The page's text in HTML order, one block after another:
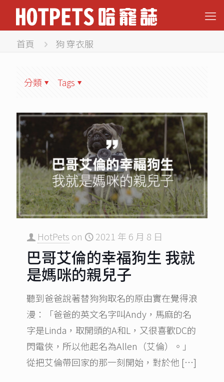
首頁 狗 穿衣服
分類 Tags
HotPets on 2021 年 6 月 8 日
巴哥艾倫的幸福狗生 我就
是媽咪的親兒子
聽到爸爸說著替狗狗取名的原由實在覺得浪
漫：「爸爸的英文名字叫Andy，馬麻的名
字是Linda，取開頭的A和L，又很喜歡DC的
閃電俠，所以他起名為Allen（艾倫）。」
從把艾倫帶回家的那一刻開始，對於他 […]